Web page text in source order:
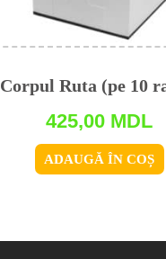
Corpul Ruta (pe 10
425,00 MDL
ADAUGĂ ÎN COȘ